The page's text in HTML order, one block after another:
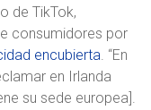
de TikTok,
consumidores por
encubierta. “En
en Irlanda
su sede europea].